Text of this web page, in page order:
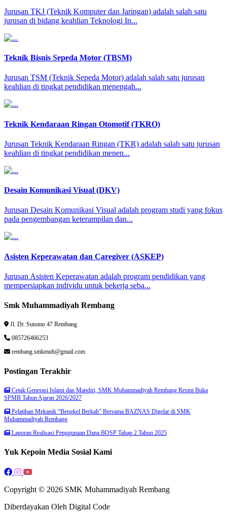
Jurusan TKJ (Teknik Komputer dan Jaringan) adalah salah satu
jurusan di bidang keahlian Teknologi In...
Teknik Bisnis Sepeda Motor (TBSM)
Jurusan TSM (Teknik Sepeda Motor) adalah salah satu jurusan
keahlian di tingkat pendidikan menengah...
Teknik Kendaraan Ringan Otomotif (TKRO)
Jurusan Teknik Kendaraan Ringan (TKR) adalah salah satu jurusan
keahlian di tingkat pendidikan menen...
Desain Komunikasi Visual (DKV)
Jurusan Desain Komunikasi Visual adalah program studi yang fokus
pada pengembangan keterampilan dan...
Asisten Keperawatan dan Caregiver (ASKEP)
Jurusan Asisten Keperawatan adalah program pendidikan yang
mempersiapkan individu untuk bekerja seba...
Smk Muhammadiyah Rembang
Jl. Dr. Sutomo 47 Rembang
085726466253
rembang.smkmuh@gmail.com
Postingan Terakhir
Cetak Generasi Islami dan Mandiri, SMK Muhammadiyah Rembang Resmi Buka
SPMB Tahun Ajaran 2026/2027
Pelatihan Mekanik “Bengkel Berkah” Bersama BAZNAS Digelar di SMK
Muhammadiyah Rembang
Laporan Realisasi Penggunaan Dana BOSP Tahap 2 Tahun 2025
Yuk Kepoin Media Sosial Kami
Copyright © 2026 SMK Muhammadiyah Rembang
Diberdayakan Oleh Digital Code